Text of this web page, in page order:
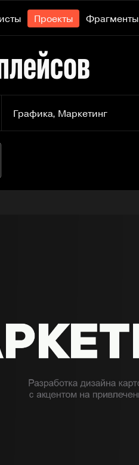
Проекты Фрагменты
Графика, Маркетинг